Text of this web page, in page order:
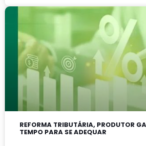
REFORMA TRIBUTÁRIA, PRODUTOR
TEMPO PARA SE ADEQUAR